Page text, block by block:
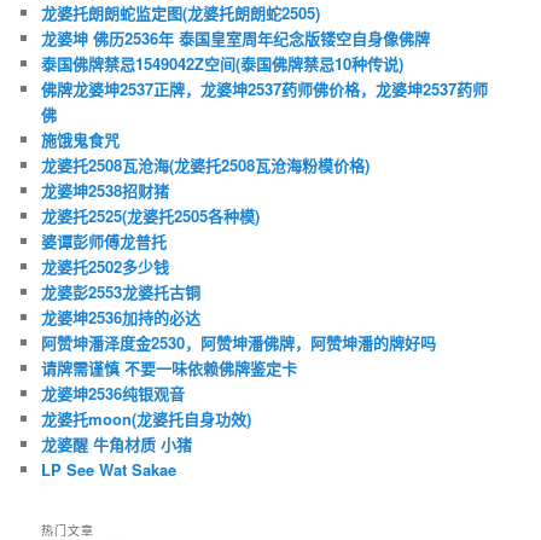
龙婆托朗朗蛇监定图(龙婆托朗朗蛇2505)
龙婆坤 佛历2536年 泰国皇室周年纪念版镂空自身像佛牌
泰国佛牌禁忌1549042Z空间(泰国佛牌禁忌10种传说)
佛牌龙婆坤2537正牌，龙婆坤2537药师佛价格，龙婆坤2537药师
佛
施饿鬼食咒
龙婆托2508瓦沧海(龙婆托2508瓦沧海粉模价格)
龙婆坤2538招财猪
龙婆托2525(龙婆托2505各种模)
婆谭彭师傅龙普托
龙婆托2502多少钱
龙婆彭2553龙婆托古铜
龙婆坤2536加持的必达
阿赞坤潘泽度金2530，阿赞坤潘佛牌，阿赞坤潘的牌好吗
请牌需谨慎 不要一味依赖佛牌鉴定卡
龙婆坤2536纯银观音
龙婆托moon(龙婆托自身功效)
龙婆醒 牛角材质 小猪
LP See Wat Sakae
热门文章